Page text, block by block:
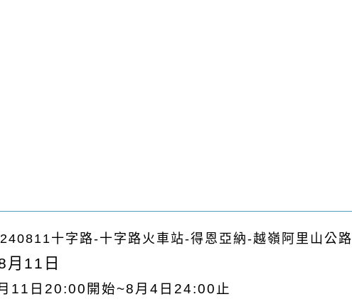
十字路-十字路火車站-得恩亞納-越嶺阿里山公
月11日
11日20:00開始~8月4日24:00止